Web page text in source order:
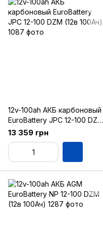
12v-100ah АКБ карбоновый
EuroBattery JPC 12-100 DZM
(12в 100Ач)
13 359 грн